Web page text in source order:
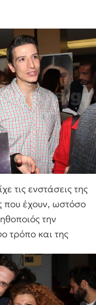
τις ενστάσεις της
που έχουν, ωστόσο
την
τρόπο και της